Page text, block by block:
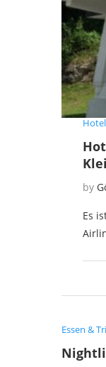
by
Es
Essen &